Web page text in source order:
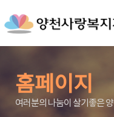
홈페이지
여러분의 나눔이 살기좋은